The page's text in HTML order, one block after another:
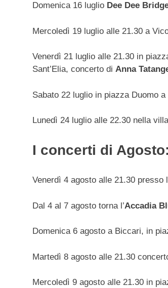
Domenica 16 luglio Dee Dee
Mercoledì 19 luglio alle 21.30 a
Venerdì 21 luglio alle 21.30 in
Sant’Elia, concerto di Anna
Sabato 22 luglio in piazza Duomo
Lunedì 24 luglio alle 22.30 nella
I concerti di
Venerdì 4 agosto alle 21.30 presso
Dal 4 al 7 agosto torna l’Accadia
Domenica 6 agosto a Biccari, in
Martedì 8 agosto alle 21.30
Mercoledì 9 agosto alle 21.30 in